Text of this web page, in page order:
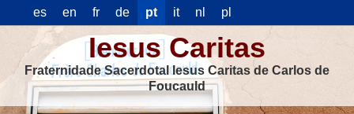
es en fr de pt it nl pl
Iesus Caritas
Fraternidade Sacerdotal Iesus Caritas de Carlos de
Foucauld